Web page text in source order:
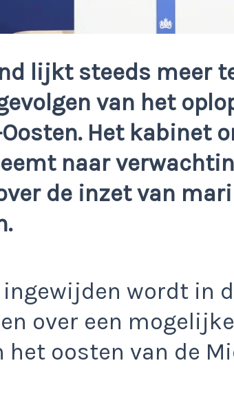
lijkt steeds meer
van het
Het kabinet
naar
de inzet van
ingewijden wordt in
over een
het oosten van de